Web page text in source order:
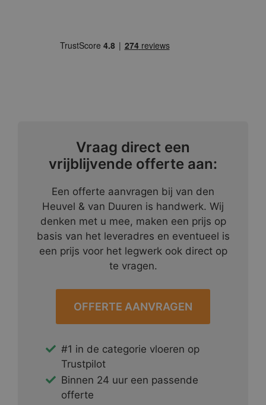
Vraag direct een
vrijblijvende offerte aan:
Een offerte aanvragen bij van den
Heuvel & van Duuren is handwerk. Wij
denken met u mee, maken een prijs op
basis van het leveradres en eventueel is
een prijs voor het legwerk ook direct op
te vragen.
OFFERTE AANVRAGEN
#1 in de categorie vloeren op
Trustpilot
Binnen 24 uur een passende
offerte